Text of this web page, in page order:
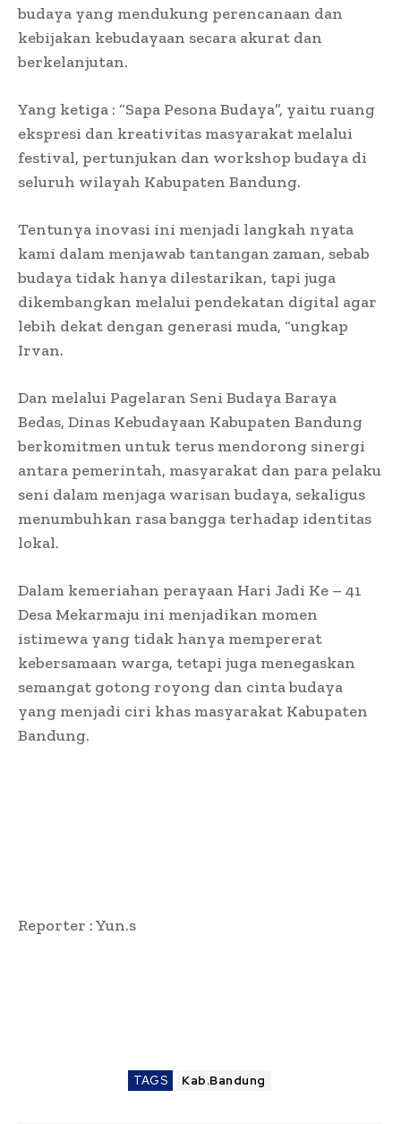
budaya yang mendukung perencanaan dan
kebijakan kebudayaan secara akurat dan
berkelanjutan.
Yang ketiga : “Sapa Pesona Budaya”, yaitu ruang
ekspresi dan kreativitas masyarakat melalui
festival, pertunjukan dan workshop budaya di
seluruh wilayah Kabupaten Bandung.
Tentunya inovasi ini menjadi langkah nyata
kami dalam menjawab tantangan zaman, sebab
budaya tidak hanya dilestarikan, tapi juga
dikembangkan melalui pendekatan digital agar
lebih dekat dengan generasi muda, “ungkap
Irvan.
Dan melalui Pagelaran Seni Budaya Baraya
Bedas, Dinas Kebudayaan Kabupaten Bandung
berkomitmen untuk terus mendorong sinergi
antara pemerintah, masyarakat dan para pelaku
seni dalam menjaga warisan budaya, sekaligus
menumbuhkan rasa bangga terhadap identitas
lokal.
Dalam kemeriahan perayaan Hari Jadi Ke – 41
Desa Mekarmaju ini menjadikan momen
istimewa yang tidak hanya mempererat
kebersamaan warga, tetapi juga menegaskan
semangat gotong royong dan cinta budaya
yang menjadi ciri khas masyarakat Kabupaten
Bandung.
Reporter : Yun.s
TAGS Kab.Bandung